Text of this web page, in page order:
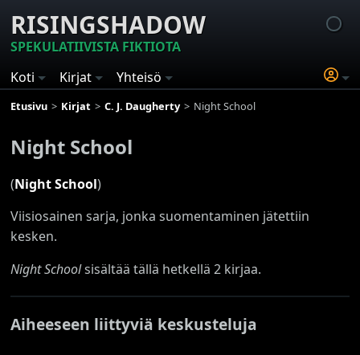
RISINGSHADOW
SPEKULATIIVISTA FIKTIOTA
Koti
Kirjat Yhteisö
Etusivu Kirjat C. J. Daugherty Night School
Night School
(Night School)
Viisiosainen sarja, jonka suomentaminen jätettiin
kesken.
Night Schoolsisältää tällä hetkellä 2 kirjaa.
Aiheeseen liittyviä keskusteluja